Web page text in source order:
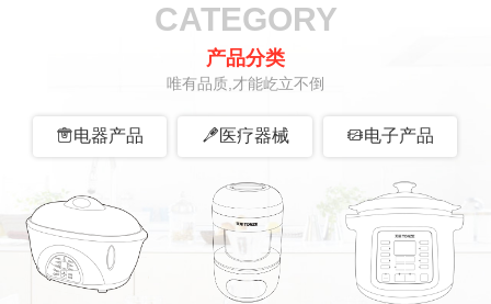
CATEGORY
产品分类
唯有品质,才能屹立不倒
电器产品 医疗器械 电子产品